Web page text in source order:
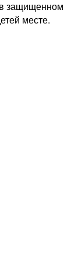
защищенном
месте.